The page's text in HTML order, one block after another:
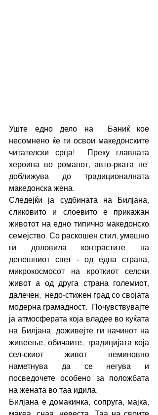
Уште едно дело на  Баниќ кое
несомнено ќе ги освои македонските
читателски срца!  Преку главната
хероина во романот, авто-рката не'
доближува до традиционалната
македонска жена.
Следејќи ја судбината на Билјана,
сликовито и слоевито е прикажан
животот на едно типично македонско
семејство. Со раскошен стил, умешно
ги доловила контрастите на
денешниот свет - од една страна,
микрокосмосот на кроткиот селски
живот а од друга страна големиот,
далечен,  недо-стижен град со својата
модерна грамадност.  Почувствувајте
ја атмосферата која владее во куќата
на Билјана, доживејте ги начинот на
живеење, обичаите, традицијата која
сел-скиот живот неминовно
наметнува да се негува и
посведочете особено за положбата
на жената во таа идила.
Билјана е домакинка, сопруга, мајка,